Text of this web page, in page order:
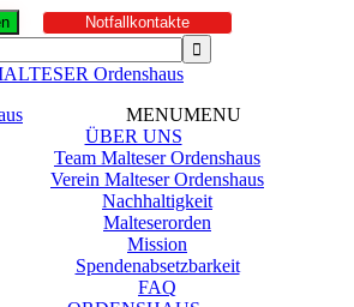
Notfallkontakte
Ordenshaus
MENUMENU
ÜBER UNS
Team Malteser Ordenshaus
Verein Malteser Ordenshaus
Nachhaltigkeit
Malteserorden
Mission
Spendenabsetzbarkeit
FAQ